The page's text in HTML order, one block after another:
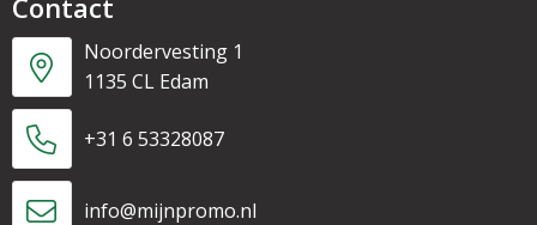
Contact
Noordervesting 1
1135 CL Edam
+31 6 53328087
info@mijnpromo.nl